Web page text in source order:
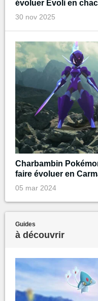
évoluer Evoli en
30 nov 2025
Charbambin
faire évoluer en
05 mar 2024
Guides
à découvrir